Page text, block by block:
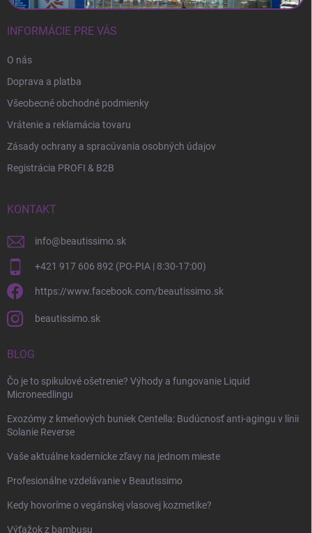
INFORMÁCIE PRE VÁS
O nás
Doprava a platba
Všeobecné obchodné podmienky
Vrátenie a reklamácia tovaru
Zásady ochrany a spracúvania osobných údajov
Registrácia PROFI & B2B
KONTAKT
info@beautissimo.sk
+421 917 606 892 (PO-PIA | 8:30-17:00)
https://www.facebook.com/beautissimo.sk
beautissimo.sk
BLOG
Čo je to spikulové ošetrenie? Výhody a fungovanie Liquid
Microneedlingu
Exozómy z kmeňových buniek Centella: Budúcnosť anti-agingu v línii
Solanie Reverse
Vaše aktuálne kadernícke zľavy na jednom mieste
Profesionálne vzdelávanie v Beautissimo
Kedy hovoríme o vegánskej vlasovej kozmetike?
Výťažok z bambusu